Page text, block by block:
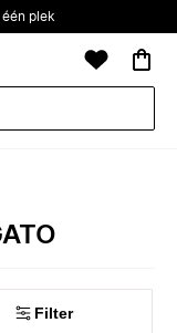
plek
Filter